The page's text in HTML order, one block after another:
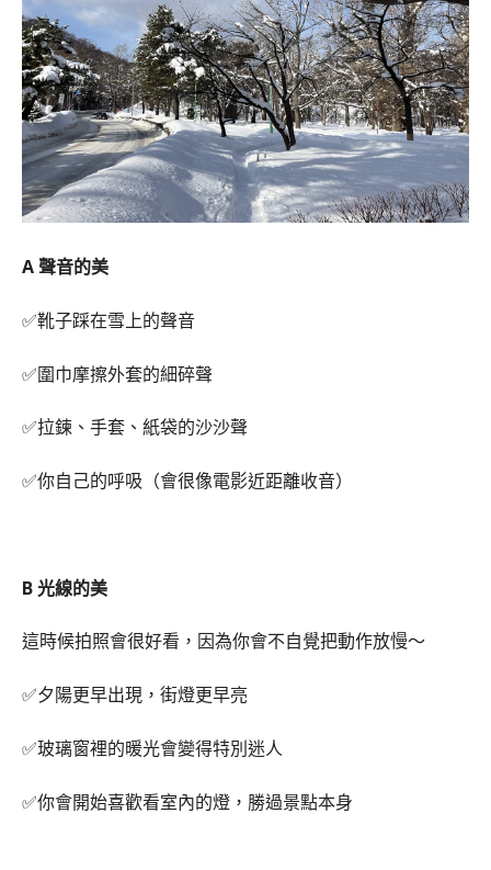
A 聲音的美
✅靴子踩在雪上的聲音
✅圍巾摩擦外套的細碎聲
✅拉鍊、手套、紙袋的沙沙聲
✅你自己的呼吸（會很像電影近距離收音）
B 光線的美
這時候拍照會很好看，因為你會不自覺把動作放慢～
✅夕陽更早出現，街燈更早亮
✅玻璃窗裡的暖光會變得特別迷人
✅你會開始喜歡看室內的燈，勝過景點本身